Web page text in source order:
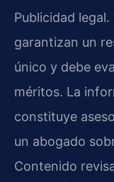
Publicidad
garantizan un
único y debe
méritos. La
constituye
un abogado
Contenido